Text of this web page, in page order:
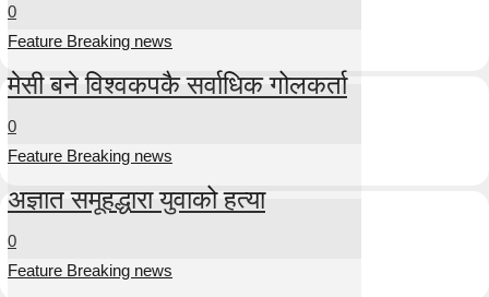
0
Feature Breaking news
मेसी बने विश्वकपकै सर्वाधिक गोलकर्ता
0
Feature Breaking news
अज्ञात समूहद्धारा युवाको हत्या
0
Feature Breaking news